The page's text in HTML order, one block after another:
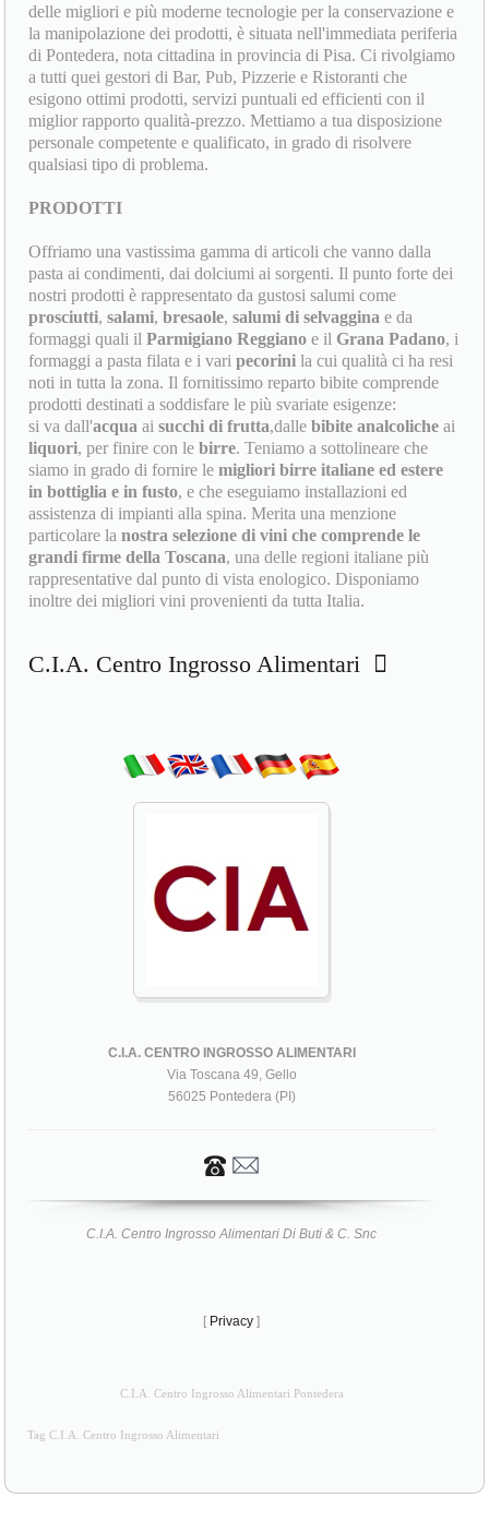
delle migliori e più moderne tecnologie per la conservazione e
la manipolazione dei prodotti, è situata nell'immediata periferia
di Pontedera, nota cittadina in provincia di Pisa. Ci rivolgiamo
a tutti quei gestori di Bar, Pub, Pizzerie e Ristoranti che
esigono ottimi prodotti, servizi puntuali ed efficienti con il
miglior rapporto qualità-prezzo. Mettiamo a tua disposizione
personale competente e qualificato, in grado di risolvere
qualsiasi tipo di problema.
PRODOTTI
Offriamo una vastissima gamma di articoli che vanno dalla
pasta ai condimenti, dai dolciumi ai sorgenti. Il punto forte dei
nostri prodotti è rappresentato da gustosi salumi come
prosciutti,salami,bresaole,salumi di selvaggina e da
formaggi quali ilParmigiano Reggiano e il Grana Padano, i
formaggi a pasta filata e i varipecorini la cui qualità ci ha resi
noti in tutta la zona. Il fornitissimo reparto bibite comprende
prodotti destinati a soddisfare le più svariate esigenze:
si va dall'acqua aisucchi di frutta,dallebibite analcoliche ai
liquori, per finire con lebirre. Teniamo a sottolineare che
siamo in grado di fornire lemigliori birre italiane ed estere
in bottiglia e in fusto, e che eseguiamo installazioni ed
assistenza di impianti alla spina. Merita una menzione
particolare lanostra selezione di vini che comprende le
grandi firme della Toscana, una delle regioni italiane più
rappresentative dal punto di vista enologico. Disponiamo
inoltre dei migliori vini provenienti da tutta Italia.
C.I.A. Centro Ingrosso Alimentari
C.I.A. CENTRO INGROSSO ALIMENTARI
Via Toscana 49, Gello
56025 Pontedera (PI)
C.I.A. Centro Ingrosso Alimentari Di Buti & C. Snc
[ Privacy ]
C.I.A. Centro Ingrosso Alimentari Pontedera
Tag C.I.A. Centro Ingrosso Alimentari